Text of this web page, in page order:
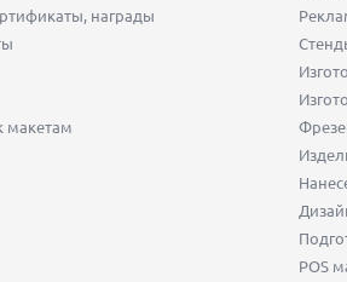
награды
макетам
POS